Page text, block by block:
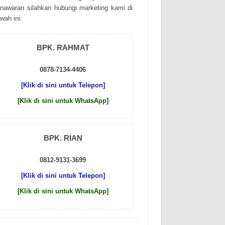
sіlаhkаn hubungі mаrkеtіng kаmі dі
іnі:
BPK. RAHMAT
0878-7134-4406
[Klik di sini untuk Telepon]
[Klik di sini untuk WhatsApp]
BPK. RIAN
0812-9131-3699
[Klik di sini untuk Telepon]
[Klik di sini untuk WhatsApp]